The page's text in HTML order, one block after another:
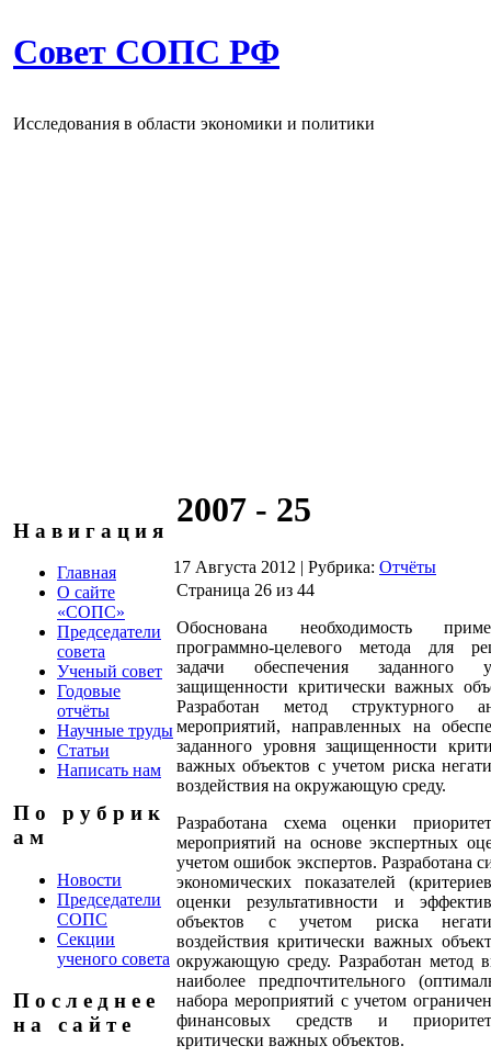
Совет СОПС РФ
Исследования в области экономики и политики
Н а в и г а ц и я
Главная
О сайте
«СОПС»
Председатели
совета
Ученый совет
Годовые
отчёты
Научные труды
Статьи
Написать нам
П о р у б р и к
а м
Новости
Председатели
СОПС
Секции
ученого совета
П о с л е д н е е
н а с а й т е
2007 - 25
17 Августа 2012 | Рубрика: Отчёты
Страница 26 из 44
Обоснована необходимость
программно-целевого метода для
задачи обеспечения заданного
защищенности критически важных
Разработан метод структурного
мероприятий, направленных на
заданного уровня защищенности
важных объектов с учетом риска
воздействия на окружающую среду.
Разработана схема оценки
мероприятий на основе экспертных
учетом ошибок экспертов. Разработана
экономических показателей
оценки результативности и
объектов с учетом риска
воздействия критически важных
окружающую среду. Разработан метод
наиболее предпочтительного
набора мероприятий с учетом
финансовых средств и
критически важных объектов.